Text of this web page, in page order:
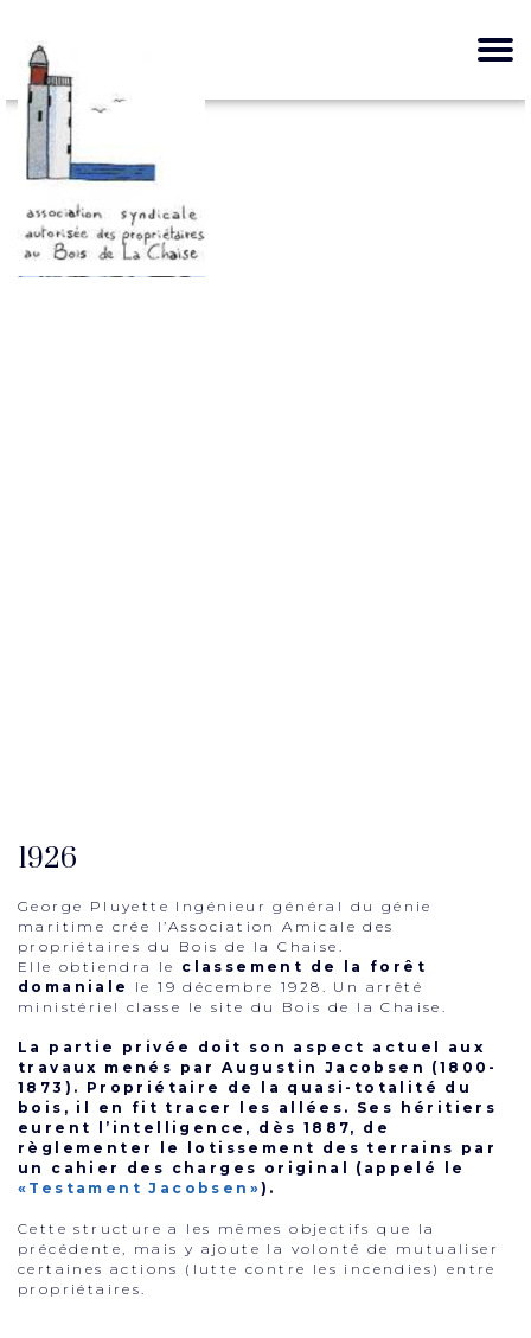
1926
George Pluyette Ingénieur général du génie
maritime crée l’Association Amicale des
propriétaires du Bois de la Chaise.
Elle obtiendra le classement de la forêt
domaniale
le 19 décembre 1928. Un arrêté
ministériel classe le site du Bois de la Chaise.
La partie privée doit son aspect actuel aux
travaux menés par Augustin Jacobsen (1800-
1873). Propriétaire de la quasi-totalité du
bois, il en fit tracer les allées. Ses héritiers
eurent l’intelligence, dès 1887, de
règlementer le lotissement des terrains par
un cahier des charges original (appelé le
«Testament Jacobsen»).
Cette structure a les mêmes objectifs que la
précédente, mais y ajoute la volonté de mutualiser
certaines actions (lutte contre les incendies) entre
propriétaires.